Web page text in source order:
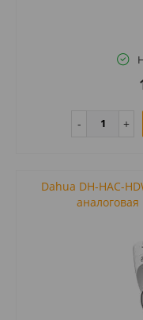
Dahua DH-HAC-
аналоговая